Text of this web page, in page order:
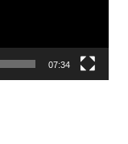
07:34